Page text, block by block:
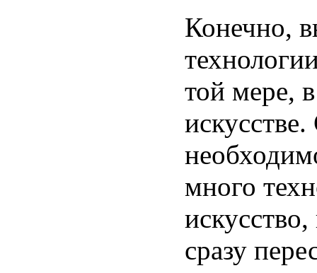
Конечно,
той мере,
много
сразу